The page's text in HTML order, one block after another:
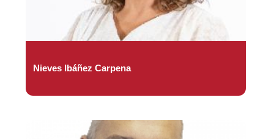
Nieves Ibáñez Carpena